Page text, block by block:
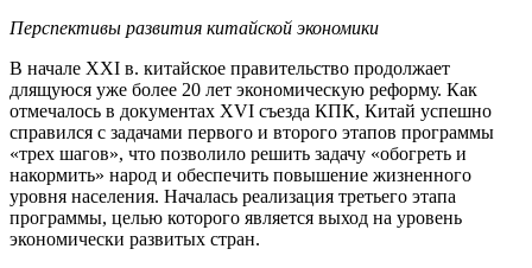
Перспективы развития китайской экономики
В начале XXI в. китайское правительство продолжает
длящуюся уже более 20 лет экономическую реформу. Как
отмечалось в документах XVI съезда КПК, Китай успешно
справился с задачами первого и второго этапов программы
«трех шагов», что позволило решить задачу «обогреть и
накормить» народ и обеспечить повышение жизненного
уровня населения. Началась реализация третьего этапа
программы, целью которого является выход на уровень
экономически развитых стран.